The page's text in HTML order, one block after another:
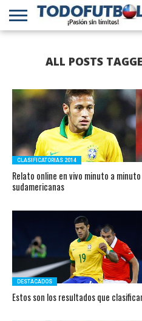
CHILENA
EN EL
MUNDO
INTERNACIONAL
ALL POSTS
CLASIFICATORIAS 2014
Relato online en vivo minuto a
sudamericanas
DESTACADOS
Estos son los resultados que